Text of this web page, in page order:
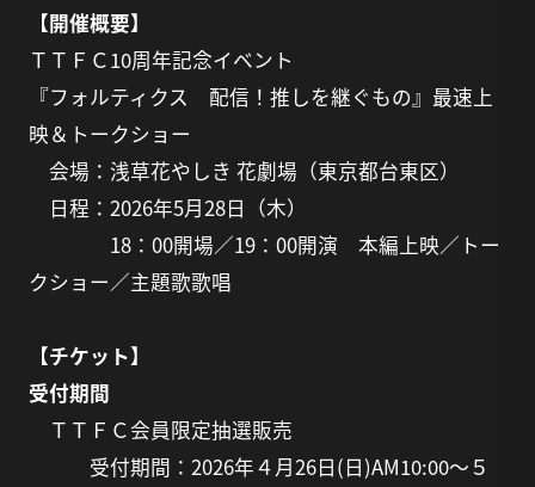
【開催概要】
ＴＴＦＣ10周年記念イベント
『フォルティクス 配信！推しを継ぐもの』最速上
映＆トークショー
会場：浅草花やしき 花劇場（東京都台東区）
日程：2026年5月28日（木）
18：00開場／19：00開演 本編上映／トー
クショー／主題歌歌唱
【チケット】
受付期間
ＴＴＦＣ会員限定抽選販売
受付期間：2026年４月26日(日)AM10:00～５